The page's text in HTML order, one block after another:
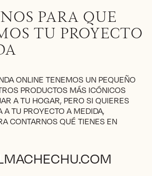
PARA QUE
TU PROYECTO
ONLINE TENEMOS UN PEQUEÑO
PRODUCTOS MÁS ICÓNICOS
A TU HOGAR, PERO SI QUIERES
A TU PROYECTO A MEDIDA,
CONTARNOS QUÉ TIENES EN